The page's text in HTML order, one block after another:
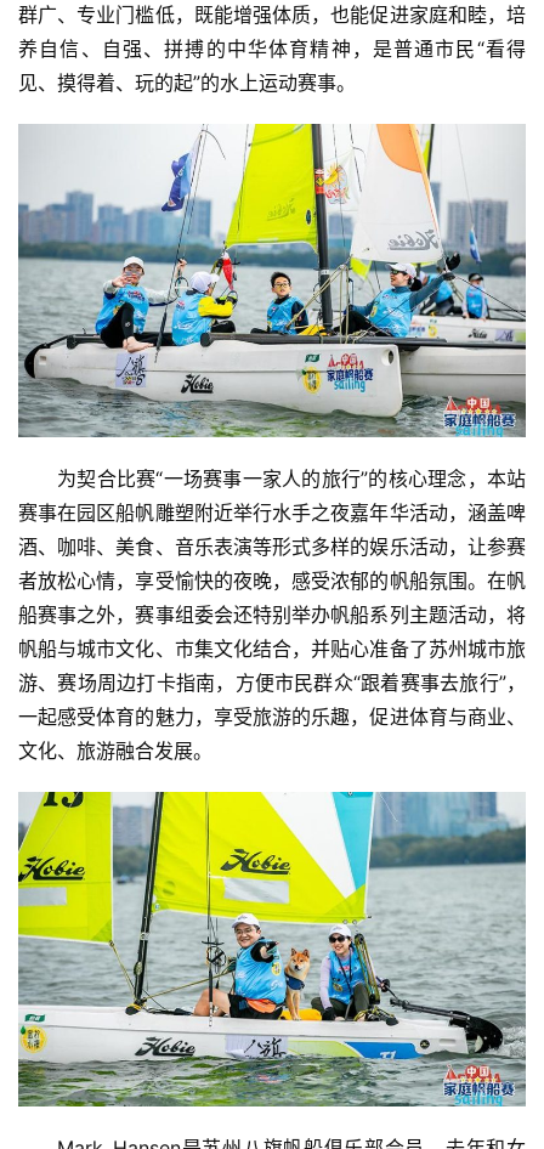
首
页
资
讯
商
业
消
费
生
活
群广、专业门槛低，既能增强体质，也能促进家庭和睦，培
养自信、自强、拼搏的中华体育精神，是普通市民“看得
见、摸得着、玩的起”的水上运动赛事。
为契合比赛“一场赛事一家人的旅行”的核心理念，本站
赛事在园区船帆雕塑附近举行水手之夜嘉年华活动，涵盖啤
酒、咖啡、美食、音乐表演等形式多样的娱乐活动，让参赛
者放松心情，享受愉快的夜晚，感受浓郁的帆船氛围。在帆
船赛事之外，赛事组委会还特别举办帆船系列主题活动，将
帆船与城市文化、市集文化结合，并贴心准备了苏州城市旅
游、赛场周边打卡指南，方便市民群众“跟着赛事去旅行”，
一起感受体育的魅力，享受旅游的乐趣，促进体育与商业、
文化、旅游融合发展。